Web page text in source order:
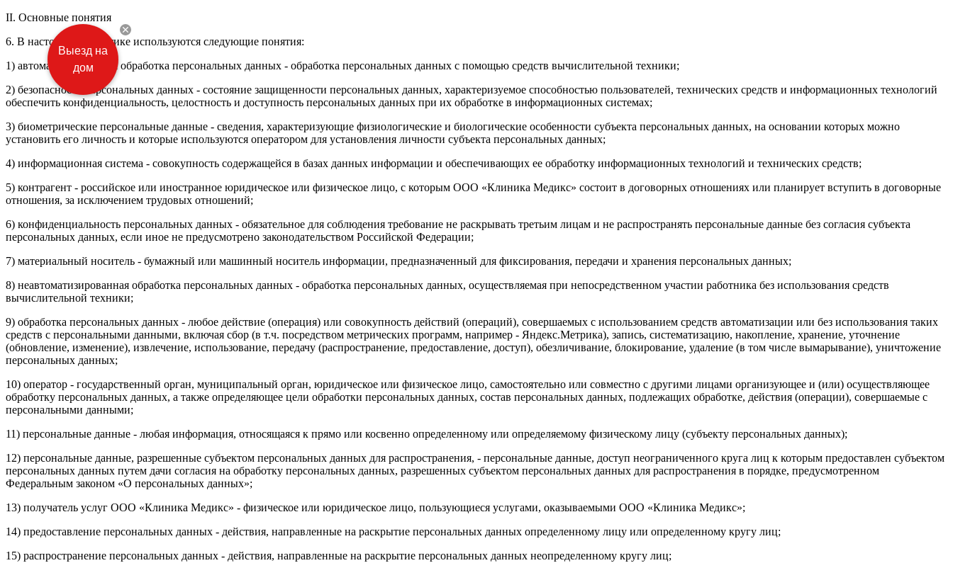
II. Основные понятия
6. В настоящей Политике используются следующие понятия:
1) автоматизированная обработка персональных данных - обработка персональных данных с помощью средств вычислительной техники;
2) безопасность персональных данных - состояние защищенности персональных данных, характеризуемое способностью пользователей, технических средств и информационных технологий
обеспечить конфиденциальность, целостность и доступность персональных данных при их обработке в информационных системах;
3) биометрические персональные данные - сведения, характеризующие физиологические и биологические особенности субъекта персональных данных, на основании которых можно
установить его личность и которые используются оператором для установления личности субъекта персональных данных;
4) информационная система - совокупность содержащейся в базах данных информации и обеспечивающих ее обработку информационных технологий и технических средств;
5) контрагент - российское или иностранное юридическое или физическое лицо, с которым ООО «Клиника Медикс» состоит в договорных отношениях или планирует вступить в договорные
отношения, за исключением трудовых отношений;
6) конфиденциальность персональных данных - обязательное для соблюдения требование не раскрывать третьим лицам и не распространять персональные данные без согласия субъекта
персональных данных, если иное не предусмотрено законодательством Российской Федерации;
7) материальный носитель - бумажный или машинный носитель информации, предназначенный для фиксирования, передачи и хранения персональных данных;
8) неавтоматизированная обработка персональных данных - обработка персональных данных, осуществляемая при непосредственном участии работника без использования средств
вычислительной техники;
9) обработка персональных данных - любое действие (операция) или совокупность действий (операций), совершаемых с использованием средств автоматизации или без использования таких
средств с персональными данными, включая сбор (в т.ч. посредством метрических программ, например - Яндекс.Метрика), запись, систематизацию, накопление, хранение, уточнение
(обновление, изменение), извлечение, использование, передачу (распространение, предоставление, доступ), обезличивание, блокирование, удаление (в том числе вымарывание), уничтожение
персональных данных;
10) оператор - государственный орган, муниципальный орган, юридическое или физическое лицо, самостоятельно или совместно с другими лицами организующее и (или) осуществляющее
обработку персональных данных, а также определяющее цели обработки персональных данных, состав персональных данных, подлежащих обработке, действия (операции), совершаемые с
персональными данными;
11) персональные данные - любая информация, относящаяся к прямо или косвенно определенному или определяемому физическому лицу (субъекту персональных данных);
12) персональные данные, разрешенные субъектом персональных данных для распространения, - персональные данные, доступ неограниченного круга лиц к которым предоставлен субъектом
персональных данных путем дачи согласия на обработку персональных данных, разрешенных субъектом персональных данных для распространения в порядке, предусмотренном
Федеральным законом «О персональных данных»;
13) получатель услуг ООО «Клиника Медикс» - физическое или юридическое лицо, пользующиеся услугами, оказываемыми ООО «Клиника Медикс»;
14) предоставление персональных данных - действия, направленные на раскрытие персональных данных определенному лицу или определенному кругу лиц;
15) распространение персональных данных - действия, направленные на раскрытие персональных данных неопределенному кругу лиц;
Выезд на
дом